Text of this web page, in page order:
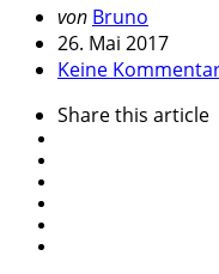
Geschrieben
von
von Bruno
26. Mai 2017
Keine
Sharethis article